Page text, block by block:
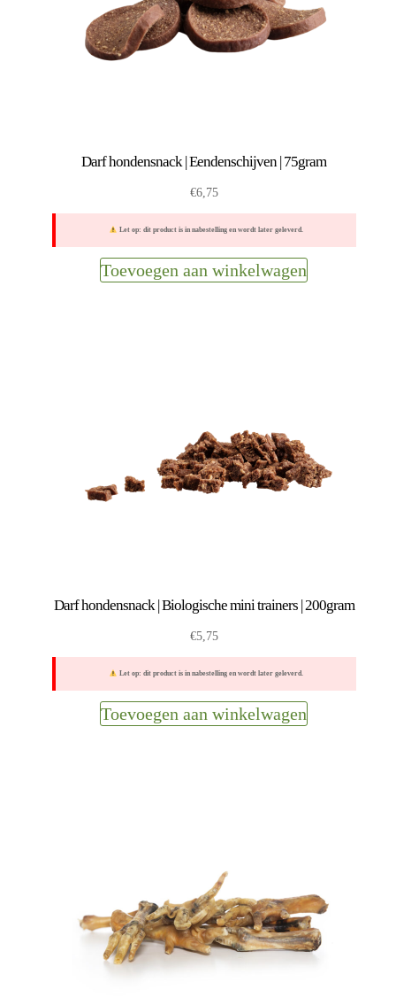
Darf hondensnack | Eendenschijven | 75gram
€6,75
Let op: dit product is in nabestelling en wordt later geleverd.
Toevoegen aan winkelwagen
Darf hondensnack | Biologische mini trainers | 200gram
€5,75
Let op: dit product is in nabestelling en wordt later geleverd.
Toevoegen aan winkelwagen